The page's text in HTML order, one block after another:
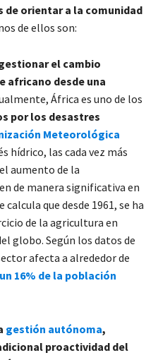
orientar a la comunidad
de ellos son:
el cambio
africano desde una
África es uno de los
por los desastres
Meteorológica
hídrico, las cada vez más
aumento de la
de manera significativa en
que desde 1961, se ha
de la agricultura en
globo. Según los datos de
afecta a alrededor de
16% de la población
gestión autónoma,
proactividad del